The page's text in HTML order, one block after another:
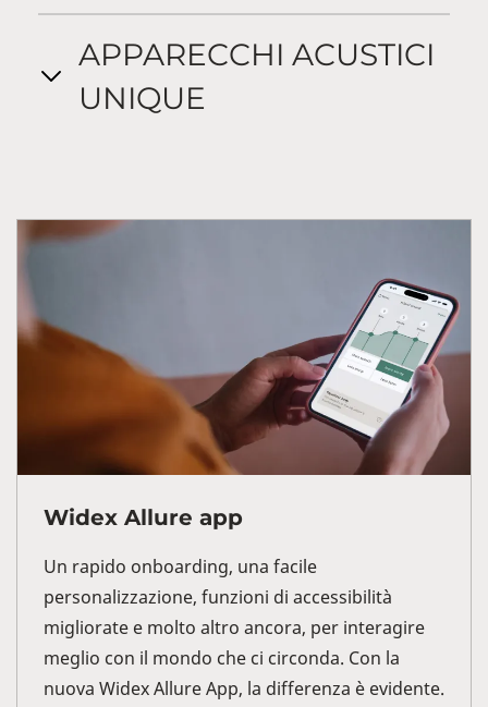
APPARECCHI ACUSTICI
UNIQUE
Widex Allure app
Un rapido onboarding, una facile
personalizzazione, funzioni di accessibilità
migliorate e molto altro ancora, per interagire
meglio con il mondo che ci circonda. Con la
nuova Widex Allure App, la differenza è evidente.